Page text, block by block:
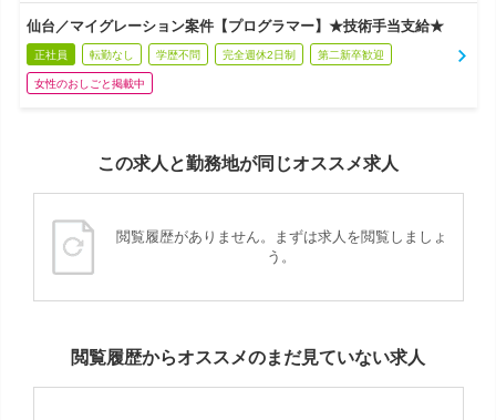
仙台／マイグレーション案件【プログラマー】★技術手当支給★
正社員 転勤なし 学歴不問 完全週休2日制 第二新卒歓迎
女性のおしごと掲載中
この求人と勤務地が同じオススメ求人
閲覧履歴がありません。まずは求人を閲覧しましょ
う。
閲覧履歴からオススメのまだ見ていない求人